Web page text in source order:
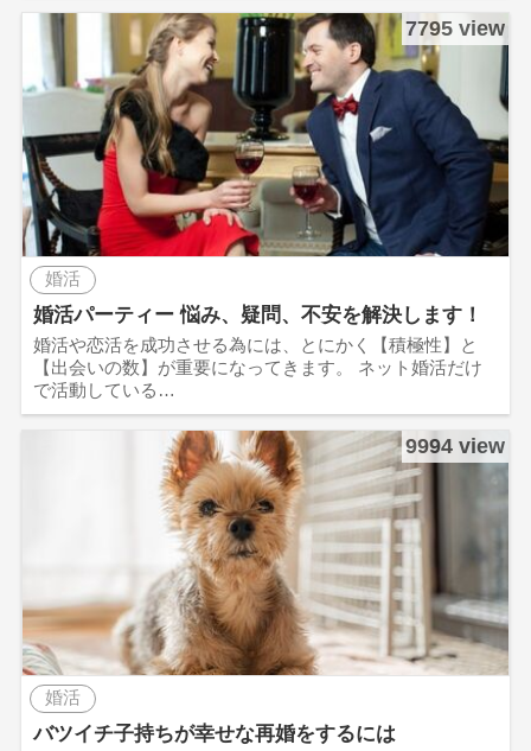
7795 view
婚活
婚活パーティー 悩み、疑問、不安を解決します！
婚活や恋活を成功させる為には、とにかく【積極性】と
【出会いの数】が重要になってきます。 ネット婚活だけ
で活動している…
9994 view
婚活
バツイチ子持ちが幸せな再婚をするには